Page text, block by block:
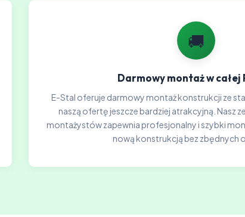
🚚
Darmowy montaż w całej
E-Stal oferuje darmowy montaż konstrukcji ze
naszą ofertę jeszcze bardziej atrakcyjną. Nasz
montażystów zapewnia profesjonalny i szybki
nową konstrukcją bez zbędnych